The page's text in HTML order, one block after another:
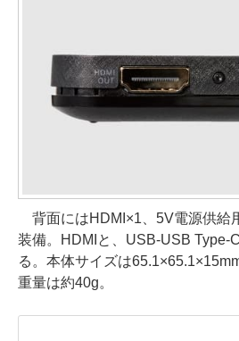
背面にはHDMI×1、5V電源供給
装備。HDMIと、USB-USB Type-
る。本体サイズは
重量は約40g。